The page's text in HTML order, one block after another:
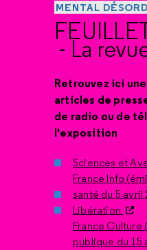
MENTAL
- La
Retrouvez ici
articles de
de radio ou de
l'exposition
Sciences et
France Info
santé du 5 avril
Libération
France Culture
publique du 15